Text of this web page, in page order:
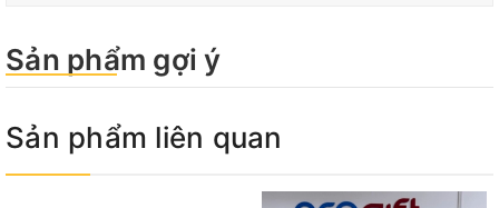
Sản phẩm gợi ý
Sản phẩm liên quan